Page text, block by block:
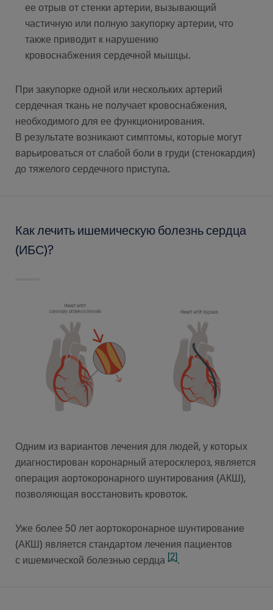
ее отрыв от стенки артерии, вызывающий
частичную или полную закупорку артерии, что
также приводит к нарушению
кровоснабжения сердечной мышцы.
При закупорке одной или нескольких артерий
сердечная ткань не получает кровоснабжения,
необходимого для ее функционирования.
В результате возникают симптомы, которые могут
варьироваться от слабой боли в груди (стенокардия)
до тяжелого сердечного приступа.
Как лечить ишемическую болезнь сердца
(ИБС)?
Одним из вариантов лечения для людей, у которых
диагностирован коронарный атеросклероз, является
операция аортокоронарного шунтирования (АКШ),
позволяющая восстановить кровоток.
Уже более 50 лет аортокоронарное шунтирование
(АКШ) является стандартом лечения пациентов
с ишемической болезнью сердца [2].